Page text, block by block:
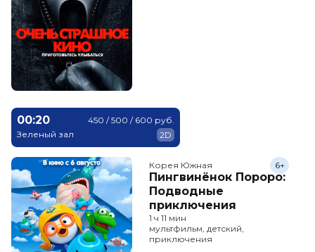
00:20
Зеленый зал
450 / 500 / 600 руб.
2D
Корея Южная
Пингвинёнок Пороро:
Подводные
приключения
6+
1 ч 11 мин
мультфильм, детский,
приключения